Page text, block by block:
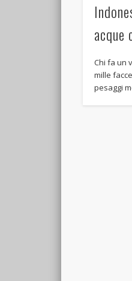
Chi fa un
mille
pesaggi